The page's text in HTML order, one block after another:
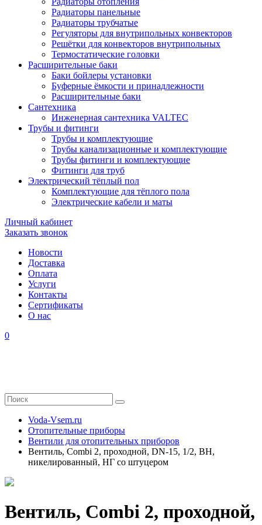
Радиаторы панельные
Радиаторы трубчатые
Регуляторы для внутрипольных конвекторов
Решётки для конвекторов внутрипольных
Термостатические головки
Расширительные баки
Баки бойлеры установки
Буферные ёмкости и принадлежности
Расширительные баки
Сантехника
Инженерная сантехника VALTEC
Трубы и фитинги
Трубы и комплектующие
Трубы канализационные и комплектующие
Трубы фитинги и комплектующие
Фитинги для труб
Электрический тёплый пол
Комплектующие для тёплого пола
Электрические кабели и маты
Личный кабинет
Заказать звонок
Новости
Доставка
Оплата
Услуги
Контакты
Cертификаты
О нас
0
Voda-Vsem.ru
Отопительные приборы
Вентили для отопительных приборов
Вентиль, Combi 2, проходной, DN-15, 1/2, ВН,
никелированный, НГ со штуцером
Вентиль, Combi 2, проходной,